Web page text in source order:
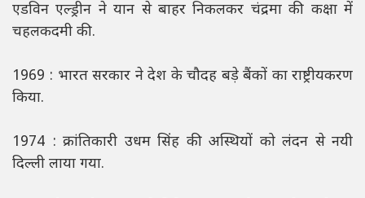
एडविन एल्ड्रीन ने यान से बाहर निकलकर चंद्रमा की कक्षा में
चहलकदमी की.
1969 : भारत सरकार ने देश के चौदह बड़े बैंकों का राष्ट्रीयकरण
किया.
1974 : क्रांतिकारी उधम सिंह की अस्थियों को लंदन से नयी
दिल्ली लाया गया.